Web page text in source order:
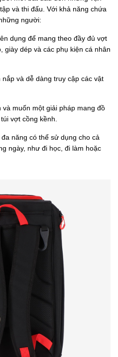
và thi đấu. Với khả năng chứa
người:
dụng để mang theo đầy đủ vợt
giày dép và các phụ kiện cá nhân
và dễ dàng truy cập các vật
muốn một giải pháp mang đồ
vợt cồng kềnh.
năng có thể sử dụng cho cả
ngày, như đi học, đi làm hoặc